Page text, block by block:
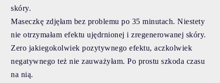
skóry.
Maseczkę zdjęłam bez problemu po 35 minutach. Niestety
nie otrzymałam efektu ujędrnionej i zregenerowanej skóry.
Zero jakiegokolwiek pozytywnego efektu, aczkolwiek
negatywnego też nie zauważyłam. Po prostu szkoda czasu
na nią.